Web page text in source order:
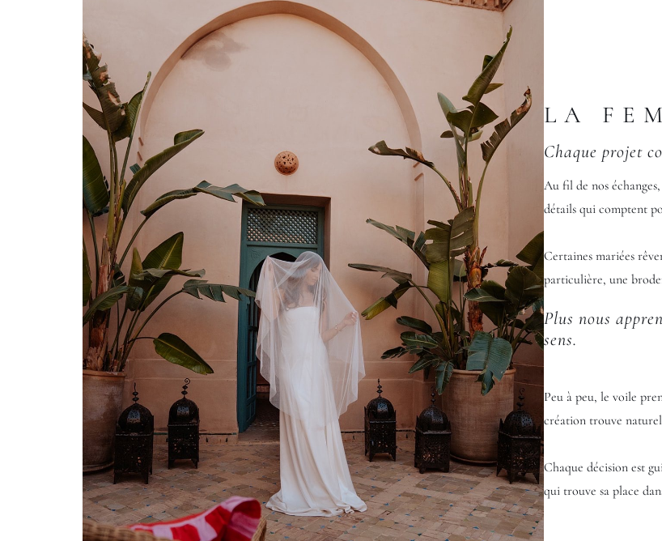
LA
Chaque projet
Au fil de nos
détails qui comptent
Certaines mariées
particulière, une
Plus nous
sens.
Peu à peu, le voile
création trouve
Chaque décision est
qui trouve sa place